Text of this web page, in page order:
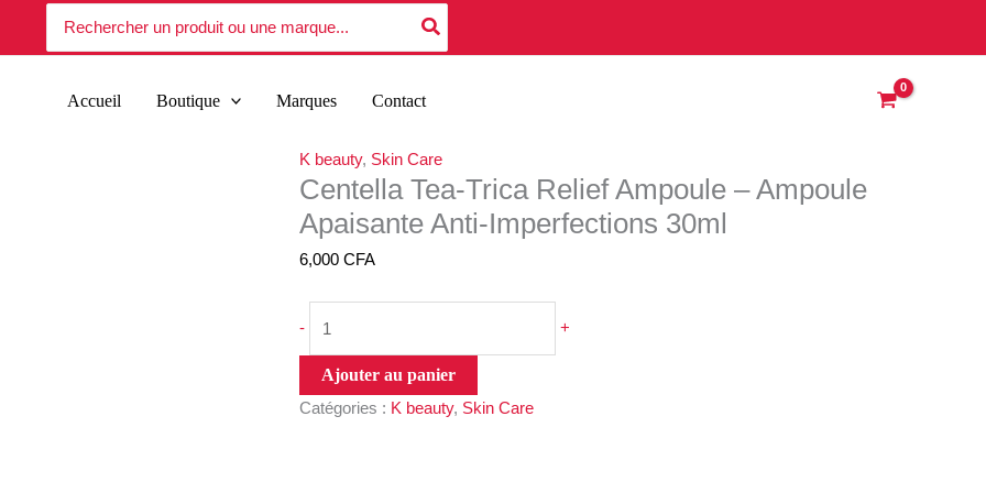
for:
Accueil Boutique Marques Contact
K beauty, Skin Care
Centella Tea-Trica Relief Ampoule – Ampoule
Apaisante Anti-Imperfections 30ml
6,000 CFA
-
de
Ampoule
–
Ampoule
Apaisante
Imperfections
30ml
+
Ajouter au panier
Catégories : K beauty, Skin Care
Imperfections
30ml